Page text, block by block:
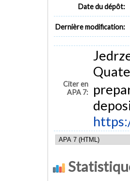
Date du dépôt:
Dernière modification:
Citer en
APA 7: